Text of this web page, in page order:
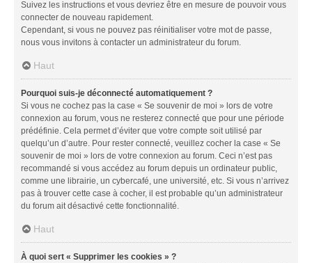
Suivez les instructions et vous devriez être en mesure de pouvoir vous
connecter de nouveau rapidement.
Cependant, si vous ne pouvez pas réinitialiser votre mot de passe,
nous vous invitons à contacter un administrateur du forum.
Haut
Pourquoi suis-je déconnecté automatiquement ?
Si vous ne cochez pas la case « Se souvenir de moi » lors de votre
connexion au forum, vous ne resterez connecté que pour une période
prédéfinie. Cela permet d’éviter que votre compte soit utilisé par
quelqu’un d’autre. Pour rester connecté, veuillez cocher la case « Se
souvenir de moi » lors de votre connexion au forum. Ceci n’est pas
recommandé si vous accédez au forum depuis un ordinateur public,
comme une librairie, un cybercafé, une université, etc. Si vous n’arrivez
pas à trouver cette case à cocher, il est probable qu’un administrateur
du forum ait désactivé cette fonctionnalité.
Haut
À quoi sert « Supprimer les cookies » ?